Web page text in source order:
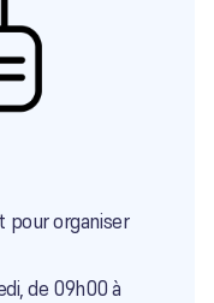
pour organiser
de 09h00 à